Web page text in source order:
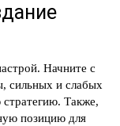
Начните с
сильных и слабых
Также,
позицию для